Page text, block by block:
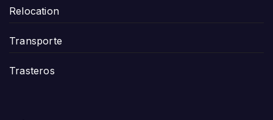
Relocation
Transporte
Trasteros